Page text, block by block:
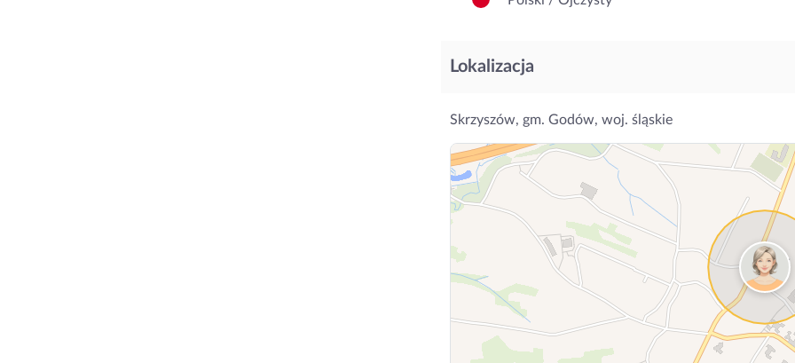
Lokalizacja
Skrzyszów, gm. Godów, woj. śląskie